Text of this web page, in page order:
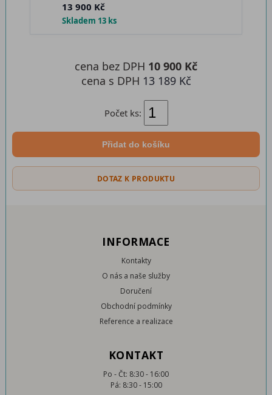
13 900 Kč
Skladem 13 ks
Počet ks:
Přidat do košíku
cena bez DPH 10 900 Kč
cena s DPH 13 189 Kč
DOTAZ K PRODUKTU
INFORMACE
Kontakty
O nás a naše služby
Doručení
Obchodní podmínky
Reference a realizace
KONTAKT
Po - Čt: 8:30 - 16:00
Pá: 8:30 - 15:00